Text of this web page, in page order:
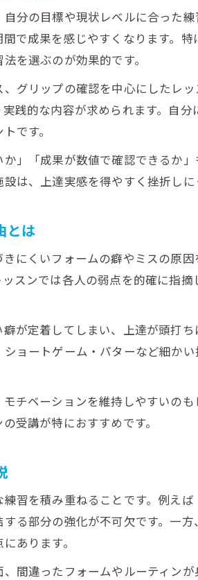
ゴルフレッスンで成果を早める練
失敗しない短期集中ゴルフレッス
に合うゴルフレッスンを見極めるコ
ゴルフレッスンで自分に最適な指
ゴルフパートナーやプロ講師選び
ゴルフレッスンスクール評判と都
体験レッスンでわかる自分に合う
ゴルフレッスン予約と続けやすさ
ゴルフレッスンで100切りへ近づく
アプローチとパター練習の重要性
ゴルフレッスンと自己練習の最適
ゴルフレッスンでメンタル強化も
と両立できる現実的なゴルフ練習
生活リズムに合わせた現実的な練
都度払いレッスンの活用で無理な
が出る期間別ゴルフレッスン活用術
ゴルフレッスンは何ヶ月通えば効
期間別のゴルフ練習メニューと実践
ゴルフレッスンで成果を実感でき
分の目標や現状レベルに合った
で成果を感じやすくなります。
を選ぶのが効果的です。
グリップの確認を中心にしたレ
践的な内容が求められます。自
です。
」「成果が数値で確認できるか
は、上達実感を得やすく挫折しに
とは
にくいフォームの癖やミスの原
スンでは各人の弱点を的確に指
が定着してしまい、上達が頭打
ョートゲーム・パターなど細か
チベーションを維持しやすいの
受講が特におすすめです。
習を積み重ねることです。例え
る部分の強化が不可欠です。一
あります。
間違ったフォームやルーティン
お問い合わせはこちら
お問い合わせはこちら